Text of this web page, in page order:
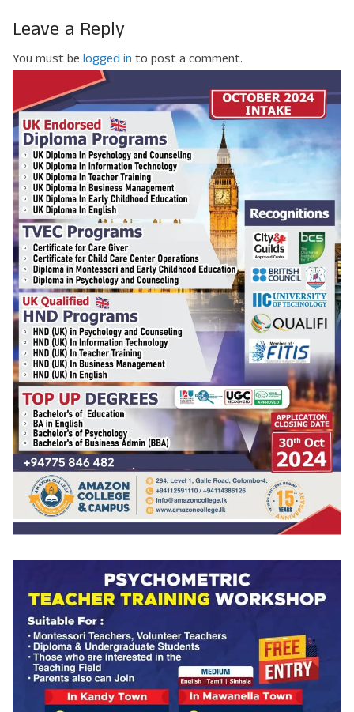
Leave a Reply
You must be logged in to post a comment.